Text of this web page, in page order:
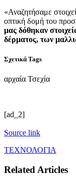
«Αναζητήσαμε
οπτική δομή του
μας δόθηκαν
δέρματος, των
Σχετικά Tags
αρχαία Τσεχία
[ad_2]
Source link
ΤΕΧΝΟΛΟΓΙΑ
Related Articles